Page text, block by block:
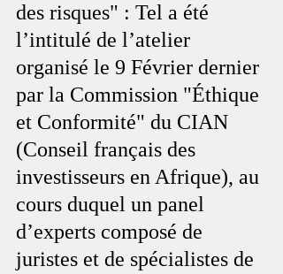
des risques" : Tel a été
l’intitulé de l’atelier
organisé le 9 Février dernier
par la Commission "Éthique
et Conformité" du CIAN
(Conseil français des
investisseurs en Afrique), au
cours duquel un panel
d’experts composé de
juristes et de spécialistes de